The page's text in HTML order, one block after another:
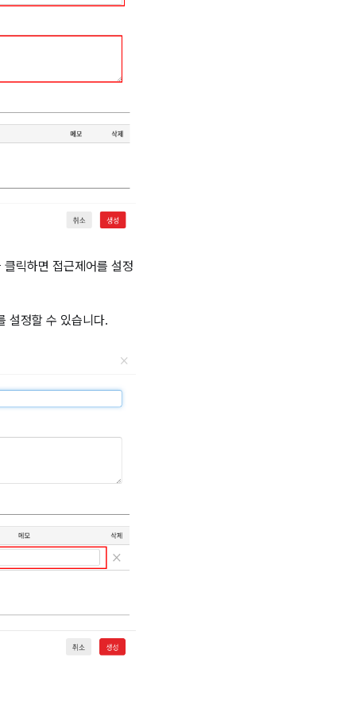
릭하면 접근제어를 설정
설정할 수 있습니다.